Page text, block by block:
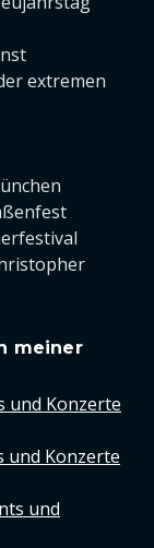
extremen
meiner
und Konzerte
und Konzerte
und